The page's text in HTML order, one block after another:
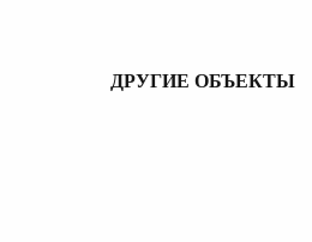
ДРУГИЕ ОБЪЕКТЫ